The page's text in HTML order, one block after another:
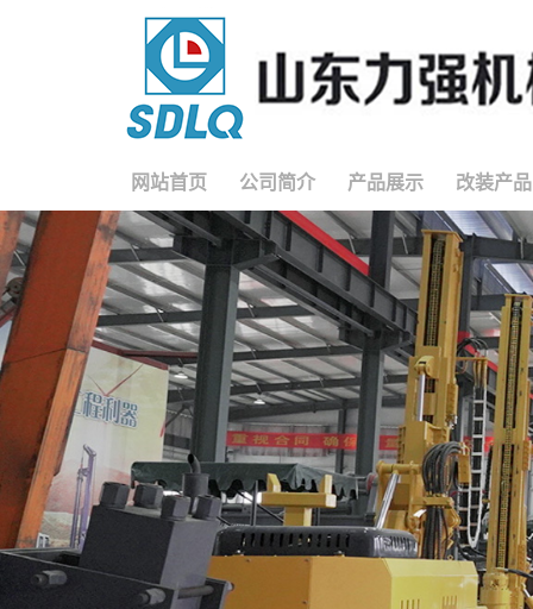
网站首页 公司简介 产品展示 改装产品